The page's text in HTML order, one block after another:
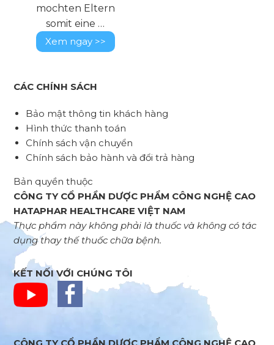
mochten Eltern
somit eine …
Xem ngay >>
CÁC CHÍNH SÁCH
Bảo mật thông tin khách hàng
Hình thức thanh toán
Chính sách vận chuyển
Chính sách bảo hành và đổi trả hàng
Bản quyền thuộc
CÔNG TY CỔ PHẦN DƯỢC PHẨM CÔNG NGHỆ CAO
HATAPHAR HEALTHCARE VIỆT NAM
Thực phẩm này không phải là thuốc và không có tác
dụng thay thế thuốc chữa bệnh.
KẾT NỐI VỚI CHÚNG TÔI